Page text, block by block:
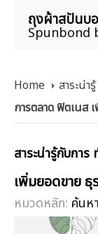
ถุงผ้าสปันบ
Spunbond
Home
สาระน่ารู้
การตลาด ฟิตเนส
สาระน่ารู้กับการ
เพิ่มยอดขาย ธุ
หมวดหลัก: ค้นห